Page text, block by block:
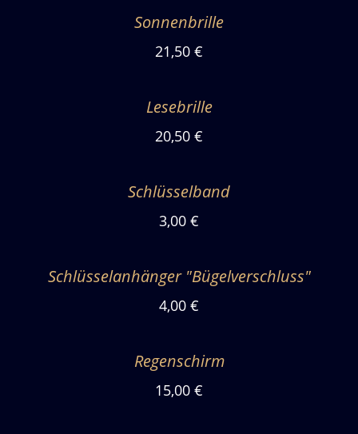
Sonnenbrille
21,50 €
Lesebrille
20,50 €
Schlüsselband
3,00 €
Schlüsselanhänger "Bügelverschluss"
4,00 €
Regenschirm
15,00 €